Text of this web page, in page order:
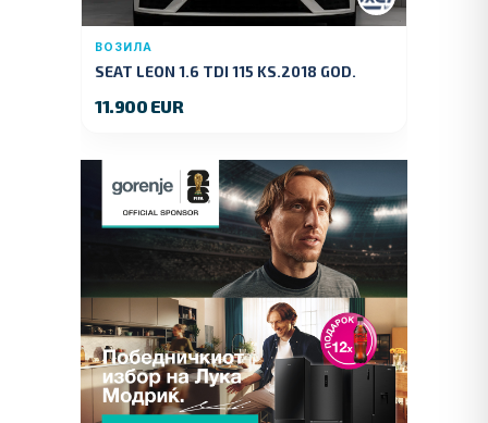
ВОЗИЛА
SEAT LEON 1.6 TDI 115 KS.2018 GOD.
11.900 EUR